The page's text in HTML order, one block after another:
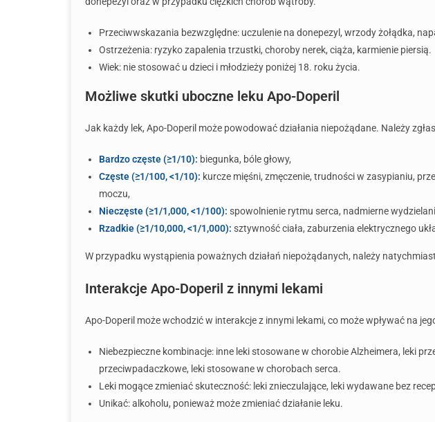
Przeciwwskazania bezwzględne: uczulenie na donepezyl, wrzody żołądka,
Ostrzeżenia: ryzyko zapalenia trzustki, choroby nerek, ciąża, karmienie piersią.
Wiek: nie stosować u dzieci i młodzieży poniżej 18. roku życia.
Możliwe skutki uboczne leku Apo-Doperil
Jak każdy lek, Apo-Doperil może powodować działania niepożądane. Należy
Bardzo częste (≥1/10): biegunka, bóle głowy,
Częste (≥1/100, <1/10): kurcze mięśni, zmęczenie, trudności w zasypianiu,
moczu,
Nieczęste (≥1/1,000, <1/100): spowolnienie rytmu serca, nadmierne
Rzadkie (≥1/10,000, <1/1,000): sztywność ciała, zaburzenia elektrycznego
W przypadku wystąpienia poważnych działań niepożądanych, należy
Interakcje Apo-Doperil z innymi lekami
Apo-Doperil może wchodzić w interakcje z innymi lekami, co może wpływać na
Niebezpieczne kombinacje: inne leki stosowane w chorobie Alzheimera, leki
przeciwpadaczkowe, leki stosowane w chorobach serca.
Leki mogące zmieniać skuteczność: leki znieczulające, leki wydawane bez
Unikać: alkoholu, ponieważ może zmieniać działanie leku.